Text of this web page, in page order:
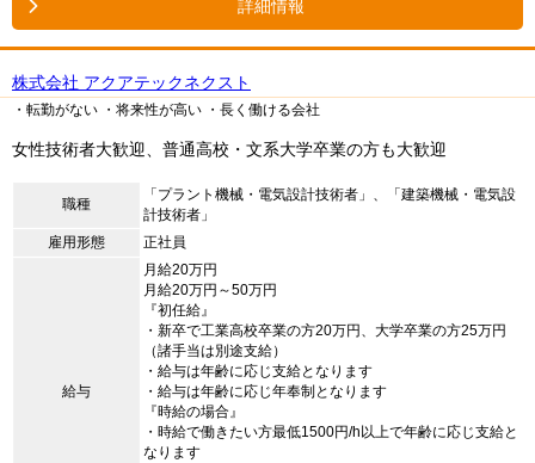
詳細情報
株式会社 アクアテックネクスト
・転勤がない ・将来性が高い ・長く働ける会社
女性技術者大歓迎、普通高校・文系大学卒業の方も大歓迎
職種
「プラント機械・電気設計技術者」、「建築機械・電気設
計技術者」
雇用形態
正社員
給与
月給20万円
月給20万円～50万円
『初任給』
・新卒で工業高校卒業の方20万円、大学卒業の方25万円
（諸手当は別途支給）
・給与は年齢に応じ支給となります
・給与は年齢に応じ年奉制となります
『時給の場合』
・時給で働きたい方最低1500円/h以上で年齢に応じ支給と
なります